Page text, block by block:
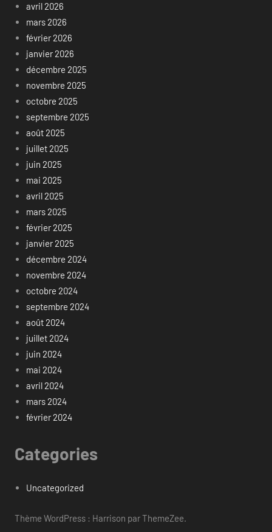
avril 2026
mars 2026
février 2026
janvier 2026
décembre 2025
novembre 2025
octobre 2025
septembre 2025
août 2025
juillet 2025
juin 2025
mai 2025
avril 2025
mars 2025
février 2025
janvier 2025
décembre 2024
novembre 2024
octobre 2024
septembre 2024
août 2024
juillet 2024
juin 2024
mai 2024
avril 2024
mars 2024
février 2024
Categories
Uncategorized
Thème WordPress : Harrison par ThemeZee.